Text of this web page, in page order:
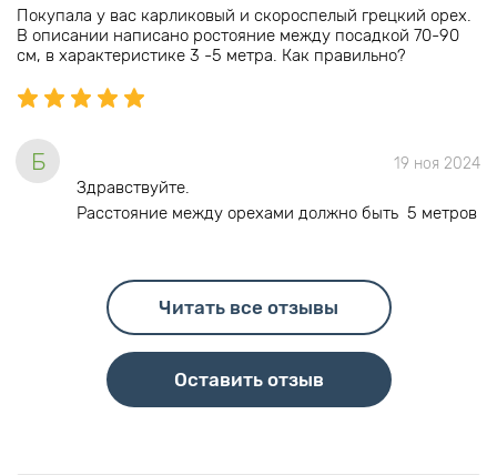
Покупала у вас карликовый и скороспелый грецкий орех.
В описании написано ростояние между посадкой 70-90
см, в характеристике 3 -5 метра. Как правильно?
Б 19 ноя 2024
Здравствуйте.
Расстояние между орехами должно быть 5 метров
Читать все отзывы
Оставить отзыв